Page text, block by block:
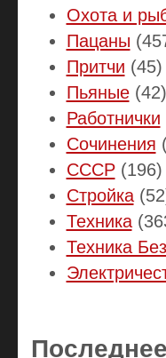
Охота и
Пацаны
Притчи (45)
Пьяные(42)
Работнички
Сочинения
СССР(196)
Стройка
Техника
Техника